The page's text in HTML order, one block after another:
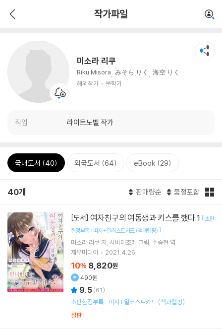
작가파일
미소라 리쿠
Riku Misora みそら りく
海空 りく
해외작가
문학가
직업 라이트노벨 작가
국내도서 (40) 외국도서 (64) eBook (29)
40개 판매량순 품절포함
[도서] 여자친구의 여동생과 키스를 했다 1 [초판
한정부록 : 띠지+일러스트카드 (책과랩핑) ]
미소라 리쿠저 사바미조레 그림 주승현 역
제우미디어
2021.4.26.
10% 8,820원
490원
9.5(61)
초판한정부록 : 띠지+일러스트카드 (책과랩핑)
절판